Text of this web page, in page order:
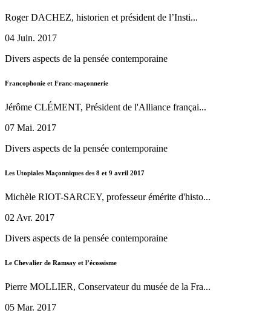
Roger DACHEZ, historien et président de l’Insti...
04 Juin. 2017
Divers aspects de la pensée contemporaine
Francophonie et Franc-maçonnerie
Jérôme CLÉMENT, Président de l'Alliance françai...
07 Mai. 2017
Divers aspects de la pensée contemporaine
Les Utopiales Maçonniques des 8 et 9 avril 2017
Michèle RIOT-SARCEY, professeur émérite d'histo...
02 Avr. 2017
Divers aspects de la pensée contemporaine
Le Chevalier de Ramsay et l’écossisme
Pierre MOLLIER, Conservateur du musée de la Fra...
05 Mar. 2017